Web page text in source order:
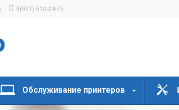
8(927) 510-04-75
Обслуживание принтеров